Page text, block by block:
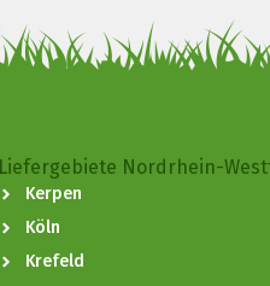
Liefergebiete Nordrhein-
Kerpen
Köln
Krefeld